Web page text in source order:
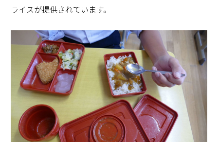
ライスが提供されています。